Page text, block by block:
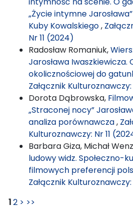
„Życie intymne
Kuby Kowalskiego,
Nr 11 (2024)
Radosław Romaniuk,
Jarosława Iwaszkiewicza.
okolicznościowej do
Załącznik Kulturoznawczy:
Dorota Dąbrowska,
„Straconej nocy”
analiza porównawcza,
Kulturoznawczy: Nr 11
Barbara Giza, Michał
ludowy widz. Społeczno-
filmowych preferencji
Załącznik Kulturoznawczy:
12 > >>